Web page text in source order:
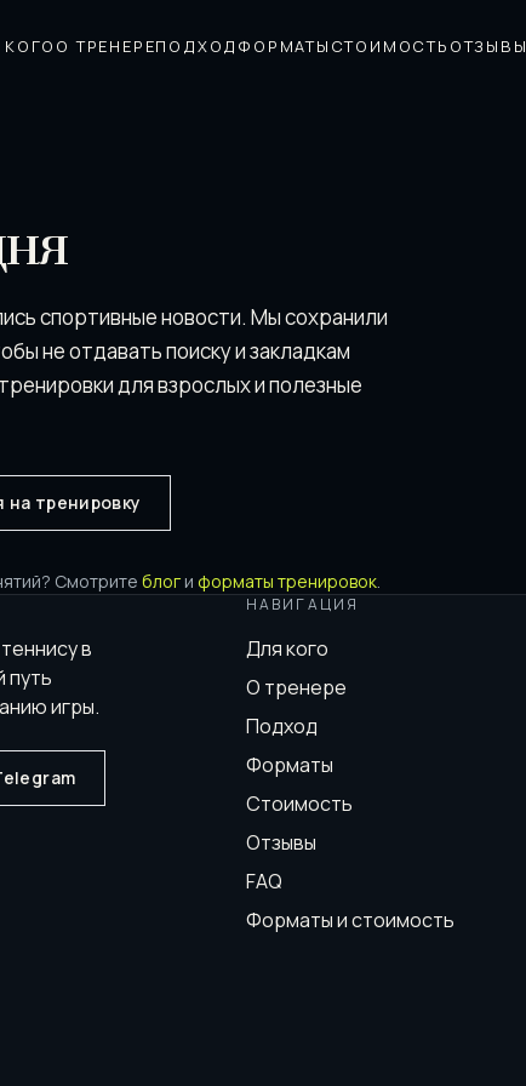
КОГО О ТРЕНЕРЕПОДХОД ФОРМАТЫ СТОИМОСТЬ ОТЗЫВЫ
спортивные новости. Мы сохранили
не отдавать поискy и закладкам
для взрослых и полезные
на тренировку
Смотрите блог и форматы тренировок.
в
путь
игры.
НАВИГАЦИЯ
Для кого
О тренере
Подход
Форматы
Стоимость
Отзывы
FAQ
Форматы и стоимость